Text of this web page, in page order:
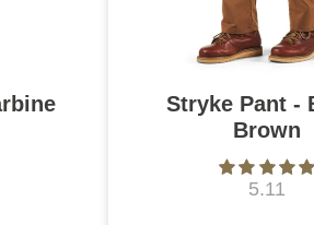
Stryke Pant -
Brown
5.11